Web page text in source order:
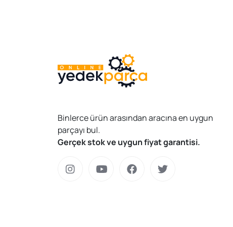
Binlerce ürün arasından aracına en uygun
parçayı bul.
Gerçek stok ve uygun fiyat garantisi.